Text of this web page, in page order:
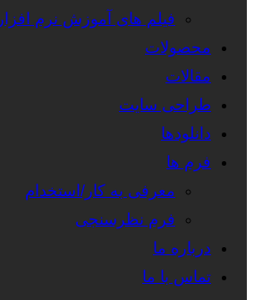
فیلم های آموزش نرم افزار
محصولات
مقالات
طراحی سایت
دانلودها
فرم ها
معرفی به کار/استخدام
فرم نظرسنجی
درباره ما
تماس با ما